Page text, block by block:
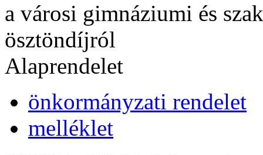
a városi gimnáziumi és
ösztöndíjról
Alaprendelet
önkormányzati rendelet
melléklet